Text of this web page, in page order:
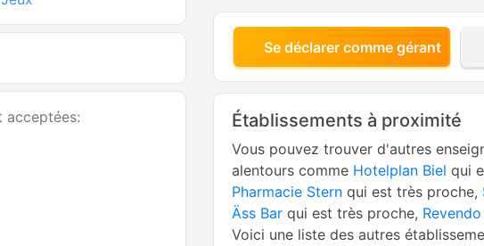
Se déclarer comme gérant
Établissements à proximité
Vous pouvez trouver d'autres
alentours comme Hotelplan Biel qui
Pharmacie Stern qui est très proche,
Äss Bar qui est très proche, Revendo
Voici une liste des autres